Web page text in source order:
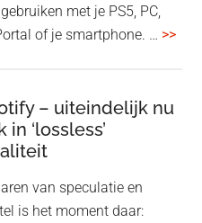
met je PS5, PC,
of je smartphone. … >>
– uiteindelijk nu
in ‘lossless’
van speculatie en
is het moment daar: